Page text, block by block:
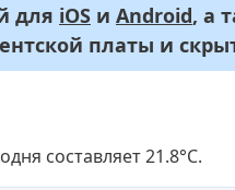
для iOS и Android, а
платы и
составляет 21.8°C.